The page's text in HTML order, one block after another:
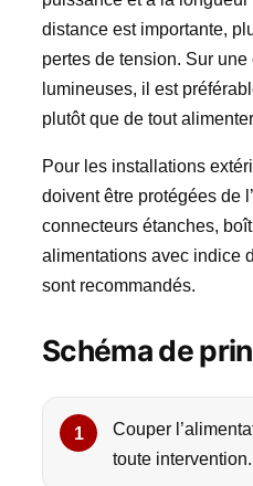
distance est importante,
pertes de tension. Sur
lumineuses, il est
plutôt que de tout
Pour les installations
doivent être protégées de
connecteurs étanches,
alimentations avec indice
sont recommandés.
Schéma de
Couper
toute intervention.